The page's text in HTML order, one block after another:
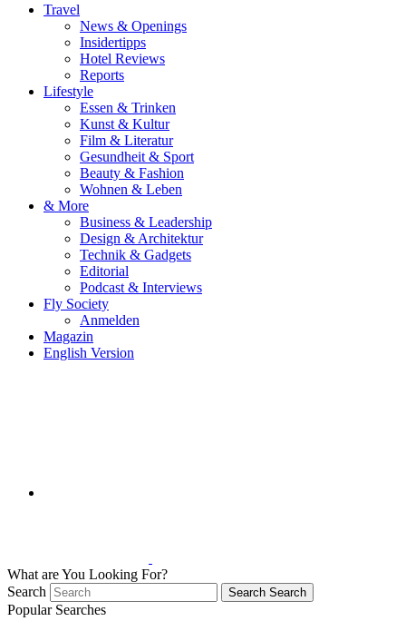
Travel
News & Openings
Insidertipps
Hotel Reviews
Reports
Lifestyle
Essen & Trinken
Kunst & Kultur
Film & Literatur
Gesundheit & Sport
Beauty & Fashion
Wohnen & Leben
& More
Business & Leadership
Design & Architektur
Technik & Gadgets
Editorial
Podcast & Interviews
Fly Society
Anmelden
Magazin
English Version
What are You Looking For?
Search
Search Search
Popular Searches